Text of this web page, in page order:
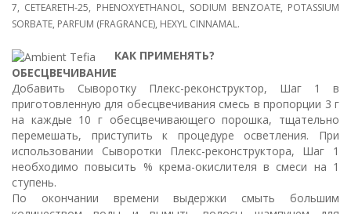
7, CETEARETH-25, PHENOXYETHANOL, SODIUM BENZOATE, POTASSIUM
SORBATE, PARFUM (FRAGRANCE), HEXYL CINNAMAL.
КАК ПРИМЕНЯТЬ?
ОБЕСЦВЕЧИВАНИЕ
Добавить Сыворотку Плекс-реконструктор, Шаг 1 в
приготовленную для обесцвечивания смесь в пропорции 3 г
на каждые 10 г обесцвечивающего порошка, тщательно
перемешать, приступить к процедуре осветления. При
использовании Сыворотки Плекс-реконструктора, Шаг 1
необходимо повысить % крема-окислителя в смеси на 1
ступень.
По окончании времени выдержки смыть большим